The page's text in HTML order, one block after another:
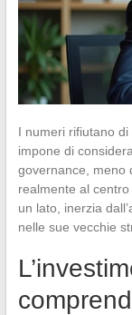
I numeri rifiutano
impone di
governance, meno
realmente al
un lato, inerzia
nelle sue vecchie